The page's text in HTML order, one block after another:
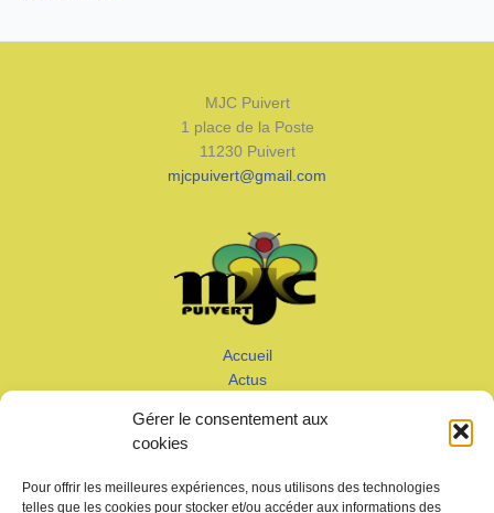
Gérer le consentement aux
cookies
Pour offrir les meilleures expériences, nous utilisons des technologies
telles que les cookies pour stocker et/ou accéder aux informations des
MJC Puivert
1 place de la Poste
11230 Puivert
mjcpuivert@gmail.com
Accueil
Actus
Adhérer
Galeries – Vidéos